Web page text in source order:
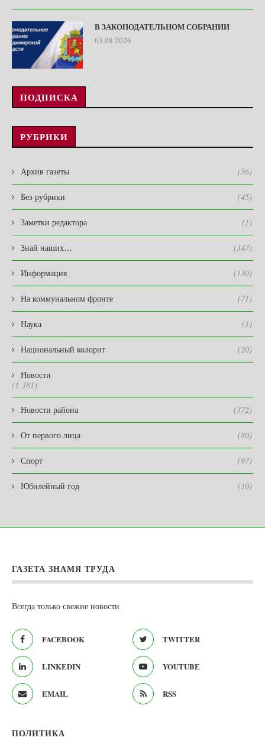
В ЗАКОНОДАТЕЛЬНОМ СОБРАНИИ
03.08.2026
ПОДПИСКА
РУБРИКИ
Архив газеты (56)
Без рубрики (45)
Заметки редактора (1)
Знай наших… (347)
Информация (130)
На коммунальном фронте (71)
Наука (1)
Национальный колорит (20)
Новости
(1 381)
Новости района (372)
От первого лица (80)
Спорт (97)
Юбилейный год (10)
ГАЗЕТА ЗНАМЯ ТРУДА
Всегда только свежие новости
FACEBOOK TWITTER
LINKEDIN YOUTUBE
EMAIL RSS
ПОЛИТИКА